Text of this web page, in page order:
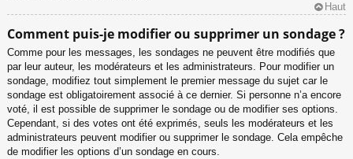
Haut
Comment puis-je modifier ou supprimer un sondage ?
Comme pour les messages, les sondages ne peuvent être modifiés que
par leur auteur, les modérateurs et les administrateurs. Pour modifier un
sondage, modifiez tout simplement le premier message du sujet car le
sondage est obligatoirement associé à ce dernier. Si personne n’a encore
voté, il est possible de supprimer le sondage ou de modifier ses options.
Cependant, si des votes ont été exprimés, seuls les modérateurs et les
administrateurs peuvent modifier ou supprimer le sondage. Cela empêche
de modifier les options d’un sondage en cours.